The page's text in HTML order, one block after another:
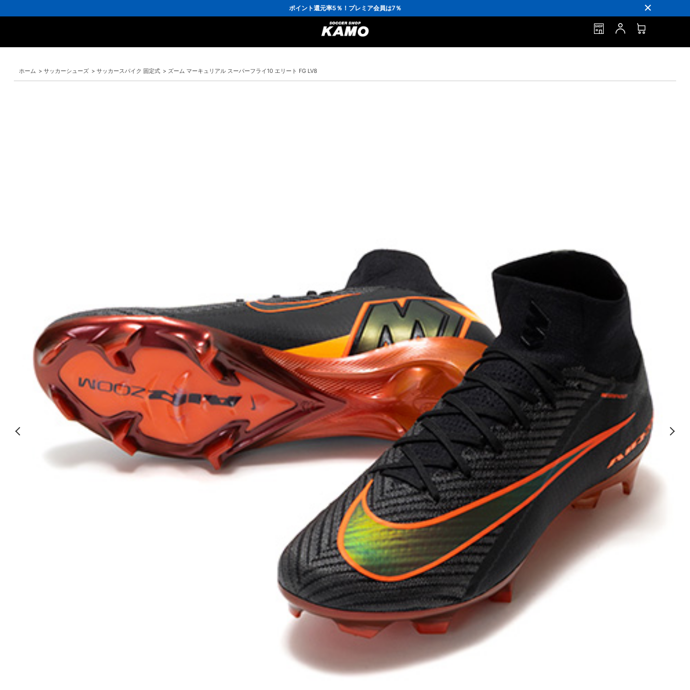
ポイント還元率5％！プレミア会員は7％
会員の方にはお誕生月に「10％OFFクーポン」プレゼント！
16,000円(税込)以上でシューズケースプレゼント！
3,300円(税込)以上で送料無料！
ホーム > サッカーシューズ > サッカースパイク 固定式 > ズーム マーキュリアル スーパーフライ10 エリート FG LV8